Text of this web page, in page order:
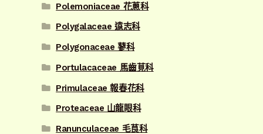
Polemoniaceae 花蔥科
Polygalaceae 遠志科
Polygonaceae 蓼科
Portulacaceae 馬齒莧科
Primulaceae 報春花科
Proteaceae 山龍眼科
Ranunculaceae 毛茛科